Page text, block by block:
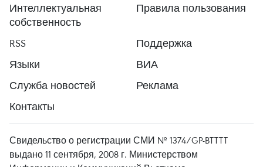
Интеллектуальная
собственность
Правила пользования
RSS
Поддержка
Языки
ВИА
Служба новостей
Реклама
Контакты
Свидельство о регистрации СМИ № 1374/GP-BTTTT
выдано 11 сентября, 2008 г. Министерством